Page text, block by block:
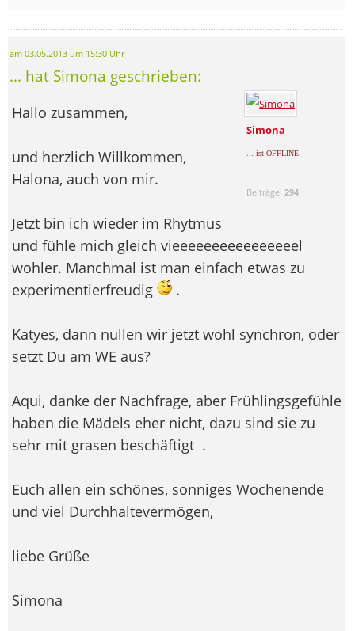
am 03.05.2013 um 15:30 Uhr
... hat Simona geschrieben:
Simona
... ist OFFLINE
Beiträge: 294
Hallo zusammen,
und herzlich Willkommen,
Halona, auch von mir.
Jetzt bin ich wieder im Rhytmus
und fühle mich gleich vieeeeeeeeeeeeeeeel
wohler. Manchmal ist man einfach etwas zu
experimentierfreudig
.
Katyes, dann nullen wir jetzt wohl synchron, oder
setzt Du am WE aus?
Aqui, danke der Nachfrage, aber Frühlingsgefühle
haben die Mädels eher nicht, dazu sind sie zu
sehr mit grasen beschäftigt .
Euch allen ein schönes, sonniges Wochenende
und viel Durchhaltevermögen,
liebe Grüße
Simona